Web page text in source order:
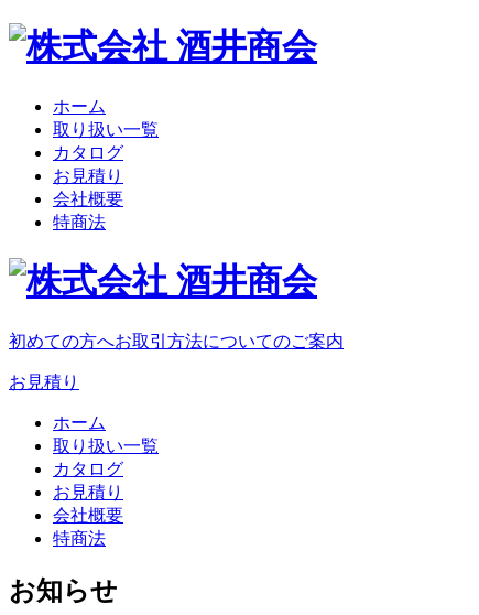
ホーム
取り扱い一覧
カタログ
お見積り
会社概要
特商法
初めての方へお取引方法についてのご案内
お見積り
ホーム
取り扱い一覧
カタログ
お見積り
会社概要
特商法
お知らせ